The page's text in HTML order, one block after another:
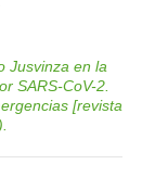
Jusvinza en la
SARS-CoV-2.
[revista